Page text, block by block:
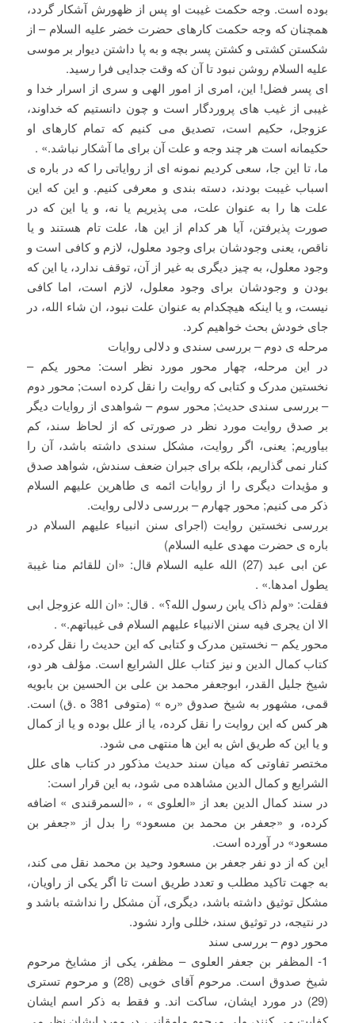
بوده است. وجه حکمت غیبت او پس از ظهورش آشکار گردد،
همچنان که وجه حکمت کارهای حضرت خضر علیه السلام – از
شکستن کشتی و کشتن پسر بچه و به پا داشتن دیوار بر موسی
علیه السلام روشن نبود تا آن که وقت جدایی فرا رسید.
ای پسر فضل! این، امری از امور الهی و سری از اسرار خدا و
غیبی از غیب های پروردگار است و چون دانستیم که خداوند،
عزوجل، حکیم است، تصدیق می کنیم که تمام کارهای او
حکیمانه است هر چند وجه و علت آن برای ما آشکار نباشد.» .
ما، تا این جا، سعی کردیم نمونه ای از روایاتی را که در باره ی
اسباب غیبت بودند، دسته بندی و معرفی کنیم. و این که این
علت ها را به عنوان علت، می پذیریم یا نه، و یا این که در
صورت پذیرفتن، آیا هر کدام از این ها، علت تام هستند و یا
ناقص، یعنی وجودشان برای وجود معلول، لازم و کافی است و
وجود معلول، به چیز دیگری به غیر از آن، توقف ندارد، یا این که
بودن و وجودشان برای وجود معلول، لازم است، اما کافی
نیست، و یا اینکه هیچکدام به عنوان علت نبود، ان شاء الله، در
جای خودش بحث خواهیم کرد.
مرحله ی دوم – بررسی سندی و دلالی روایات
در این مرحله، چهار محور مورد نظر است: محور یکم –
نخستین مدرک و کتابی که روایت را نقل کرده است; محور دوم
– بررسی سندی حدیث; محور سوم – شواهدی از روایات دیگر
بر صدق روایت مورد نظر در صورتی که از لحاظ سند، کم
بیاوریم; یعنی، اگر روایت، مشکل سندی داشته باشد، آن را
کنار نمی گذاریم، بلکه برای جبران ضعف سندش، شواهد صدق
و مؤیدات دیگری را از روایات ائمه ی طاهرین علیهم السلام
ذکر می کنیم; محور چهارم – بررسی دلالی روایت.
بررسی نخستین روایت (اجرای سنن انبیاء علیهم السلام در
باره ی حضرت مهدی علیه السلام)
عن ابی عبد (27) الله علیه السلام قال: «ان للقائم منا غیبة
یطول امدها.» .
فقلت: «ولم ذاک یابن رسول الله؟» . قال: «ان الله عزوجل ابی
الا ان یجری فیه سنن الانبیاء علیهم السلام فی غیباتهم.» .
محور یکم – نخستین مدرک و کتابی که این حدیث را نقل کرده،
کتاب کمال الدین و نیز کتاب علل الشرایع است. مؤلف هر دو،
شیخ جلیل القدر، ابوجعفر محمد بن علی بن الحسین بن بابویه
قمی، مشهور به شیخ صدوق «ره » (متوفی 381 ه .ق) است.
هر کس که این روایت را نقل کرده، یا از علل بوده و یا از کمال
و یا این که طریق اش به این ها منتهی می شود.
مختصر تفاوتی که میان سند حدیث مذکور در کتاب های علل
الشرایع و کمال الدین مشاهده می شود، به این قرار است:
در سند کمال الدین بعد از «العلوی » ، «السمرقندی » اضافه
کرده، و «جعفر بن محمد بن مسعود» را بدل از «جعفر بن
مسعود» در آورده است.
این که از دو نفر جعفر بن مسعود وحید بن محمد نقل می کند،
به جهت تاکید مطلب و تعدد طریق است تا اگر یکی از راویان،
مشکل توثیق داشته باشد، دیگری، آن مشکل را نداشته باشد و
در نتیجه، در توثیق سند، خللی وارد نشود.
محور دوم – بررسی سند
1- المظفر بن جعفر العلوی – مظفر، یکی از مشایخ مرحوم
شیخ صدوق است. مرحوم آقای خویی (28) و مرحوم تستری
(29) در مورد ایشان، ساکت اند. و فقط به ذکر اسم ایشان